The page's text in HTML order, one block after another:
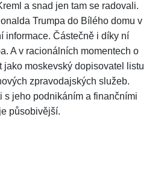
a snad jen tam se radovali.
Trumpa do Bílého domu v
informace. Částečně i díky ní
A v racionálních momentech o
jako moskevský dopisovatel listu
zpravodajských služeb.
s jeho podnikáním a finančními
působivější.